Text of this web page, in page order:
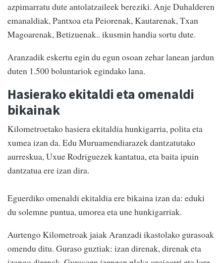
azpimarratu dute antolatzaileek bereziki. Anje Duhalderen
emanaldiak, Pantxoa eta Peiorenak, Kautarenak, Txan
Magoarenak, Betizuenak.. ikusmin handia sortu dute.
Aranzadik eskertu egin du egun osoan zehar lanean jardun
duten 1.500 boluntariok egindako lana.
Hasierako ekitaldi eta omenaldi
bikainak
Kilometroetako hasiera ekitaldia hunkigarria, polita eta
xumea izan da. Edu Muruamendiarazek dantzatutako
aurreskua, Uxue Rodriguezek kantatua, eta baita ipuin
dantzatua ere izan dira.
Eguerdiko omenaldi ekitaldia ere bikaina izan da: eduki
du solemne puntua, umorea eta une hunkigarriak.
Aurtengo Kilometroak jaiak Aranzadi ikastolako gurasoak
omendu ditu. Guraso guztiak: izan direnak, direnak eta